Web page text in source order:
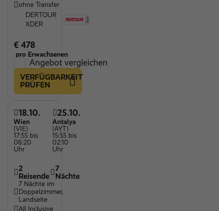
ohne Transfer
DERTOUR
XDER
€ 478
pro Erwachsenen
Angebot vergleichen
VERFÜGBARKEIT
PRÜFEN
18.10.
Wien
(VIE)
17:55 bis
06:20
Uhr
25.10.
Antalya
(AYT)
15:55 bis
02:10
Uhr
2
Reisende
7
Nächte
7 Nächte im
Doppelzimmer,
Landseite
All Inclusive